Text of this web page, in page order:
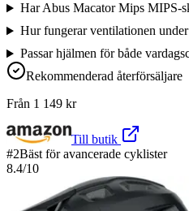
Har Abus Macator Mips MIPS-
Hur fungerar ventilationen
Passar hjälmen för både
Rekommenderad återförsäljare
Från 1 149 kr
Till butik
#2Bäst för avancerade cyklister
8.4/10